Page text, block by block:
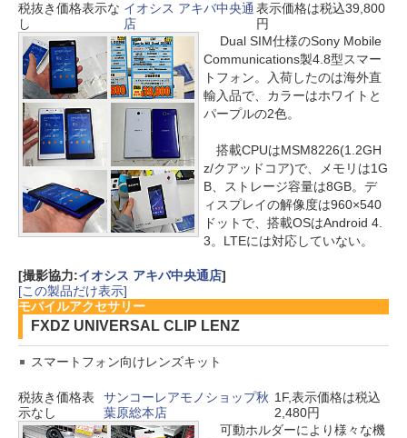
税抜き価格表示な
し
イオシス アキバ中央通
店
表示価格は税込39,800
円
Dual SIM仕様のSony Mobile
Communications製4.8型スマー
トフォン。入荷したのは海外直
輸入品で、カラーはホワイトと
パープルの2色。
搭載CPUはMSM8226(1.2GH
z/クアッドコア)で、メモリは1G
B、ストレージ容量は8GB。デ
ィスプレイの解像度は960×540
ドットで、搭載OSはAndroid 4.
3。LTEには対応していない。
[撮影協力:イオシス アキバ中央通店]
[この製品だけ表示]
モバイルアクセサリー
FXDZ UNIVERSAL CLIP LENZ
スマートフォン向けレンズキット
税抜き価格表
示なし
サンコーレアモノショップ秋
葉原総本店
1F,表示価格は税込
2,480円
可動ホルダーにより様々な機